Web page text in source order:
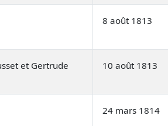
8 août 1813
et Gertrude
10 août 1813
24 mars 1814